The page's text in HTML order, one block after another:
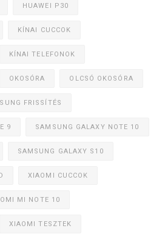
HUAWEI P30
KÍNAI CUCCOK
KÍNAI TELEFONOK
OKOSÓRA OLCSÓ OKOSÓRA
FRISSÍTÉS
9 SAMSUNG GALAXY NOTE 10
SAMSUNG GALAXY S10
XIAOMI CUCCOK
MI NOTE 10
XIAOMI TESZTEK